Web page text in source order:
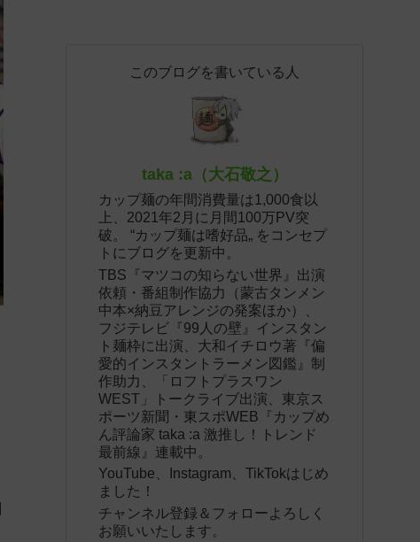
このブログを書いている人
taka :a（大石敬之）
カップ麺の年間消費量は1,000食以
上、2021年2月に月間100万PV突
破。 “カップ麺は嗜好品„ をコンセプ
トにブログを更新中。
TBS『マツコの知らない世界』出演
依頼・番組制作協力（蒙古タンメン
中本×納豆アレンジの発案ほか）、
フジテレビ『99人の壁』インスタン
ト麺枠に出演、大和イチロウ著『偏
愛的インスタントラーメン図鑑』制
作助力、「ロフトプラスワン
WEST」トークライブ出演、東京ス
ポーツ新聞・東スポWEB『カップめ
ん評論家 taka :a 激推し！トレンド
最前線』連載中。
YouTube、Instagram、TikTokはじめ
ました！
チャンネル登録＆フォローよろしく
お願いいたします。